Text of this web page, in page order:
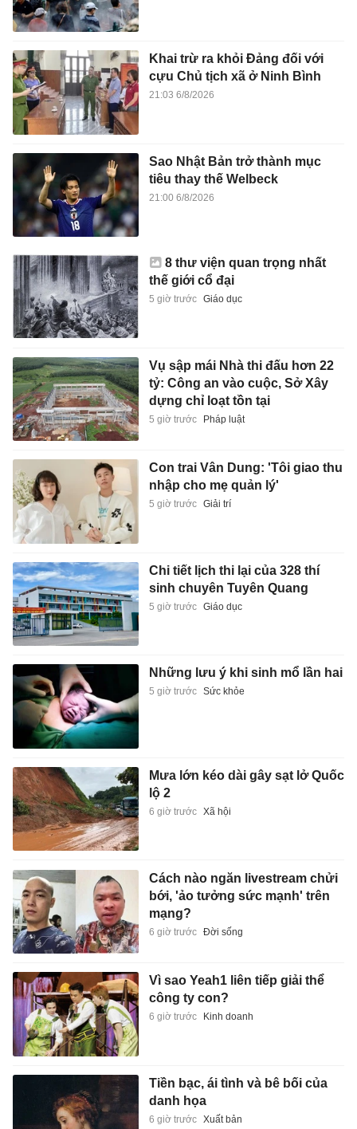
Khai trừ ra khỏi Đảng đối với
cựu Chủ tịch xã ở Ninh Bình
21:03 6/8/2026
Sao Nhật Bản trở thành mục
tiêu thay thế Welbeck
21:00 6/8/2026
8 thư viện quan trọng nhất
thế giới cổ đại
5 giờ trước Giáo dục
Vụ sập mái Nhà thi đấu hơn 22
tỷ: Công an vào cuộc, Sở Xây
dựng chỉ loạt tồn tại
5 giờ trước Pháp luật
Con trai Vân Dung: 'Tôi giao thu
nhập cho mẹ quản lý'
5 giờ trước Giải trí
Chi tiết lịch thi lại của 328 thí
sinh chuyên Tuyên Quang
5 giờ trước Giáo dục
Những lưu ý khi sinh mổ lần hai
5 giờ trước Sức khỏe
Mưa lớn kéo dài gây sạt lở Quốc
lộ 2
6 giờ trước Xã hội
Cách nào ngăn livestream chửi
bới, 'ảo tưởng sức mạnh' trên
mạng?
6 giờ trước Đời sống
Vì sao Yeah1 liên tiếp giải thể
công ty con?
6 giờ trước Kinh doanh
Tiền bạc, ái tình và bê bối của
danh họa
6 giờ trước Xuất bản